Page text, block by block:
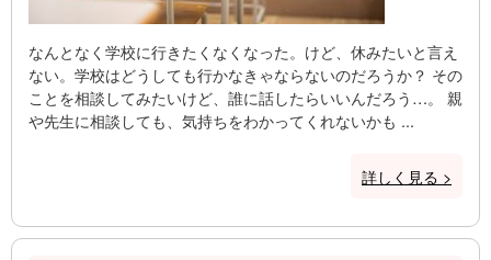
なんとなく学校に行きたくなくなった。けど、休みたいと言え
ない。学校はどうしても行かなきゃならないのだろうか？ その
ことを相談してみたいけど、誰に話したらいいんだろう…。 親
や先生に相談しても、気持ちをわかってくれないかも ...
詳しく見る >